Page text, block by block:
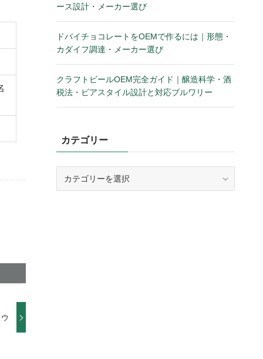
ース設計・メーカー選び
ドバイチョコレートをOEMで作るには｜形態・
カダイフ調達・メーカー選び
クラフトビールOEM完全ガイド｜醸造科学・酒
税法・ビアスタイル設計と対応ブルワリー
カテゴリー